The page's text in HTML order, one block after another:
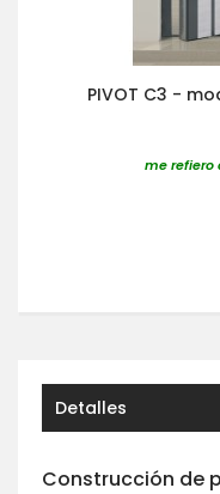
PIVOT C3 -
me refiero
Detalles
Construcción de